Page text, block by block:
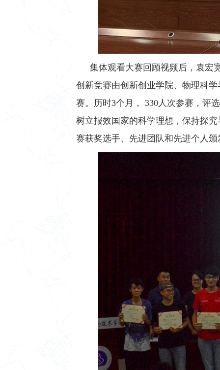
集体观看大赛回顾视频后，袁宏
创新竞赛由创新创业学院、物理科
赛。历时3个月， 330人次参赛，评
树立报效国家的科学理想，保持探究
赛获奖选手、先进团队和先进个人